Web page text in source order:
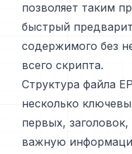
позволяет таким
быстрый
содержимого без
всего скрипта.
Структура файла
несколько
первых,
важную